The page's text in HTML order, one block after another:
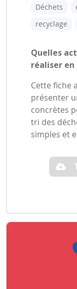
Déchets
recyclage
Quelles
réaliser en
Cette fiche
présenter
concrètes
tri des
simples et